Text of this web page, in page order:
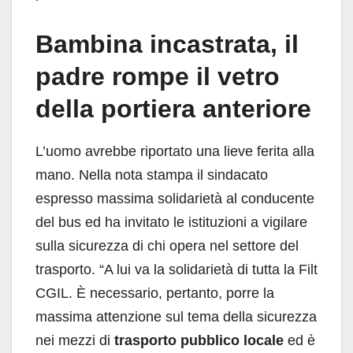
Bambina incastrata, il
padre rompe il vetro
della portiera anteriore
L’uomo avrebbe riportato una lieve ferita alla
mano. Nella nota stampa il sindacato
espresso massima solidarietà al conducente
del bus ed ha invitato le istituzioni a vigilare
sulla sicurezza di chi opera nel settore del
trasporto. “A lui va la solidarietà di tutta la Filt
CGIL. È necessario, pertanto, porre la
massima attenzione sul tema della sicurezza
nei mezzi di trasporto pubblico locale ed è